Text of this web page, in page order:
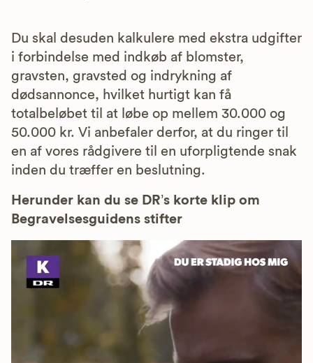
Du skal desuden kalkulere med ekstra udgifter
i forbindelse med indkøb af blomster,
gravsten, gravsted og indrykning af
dødsannonce, hvilket hurtigt kan få
totalbeløbet til at løbe op mellem 30.000 og
50.000 kr. Vi anbefaler derfor, at du ringer til
en af vores rådgivere til en uforpligtende snak
inden du træffer en beslutning.
Herunder kan du se DR’s korte klip om
Begravelsesguidens stifter